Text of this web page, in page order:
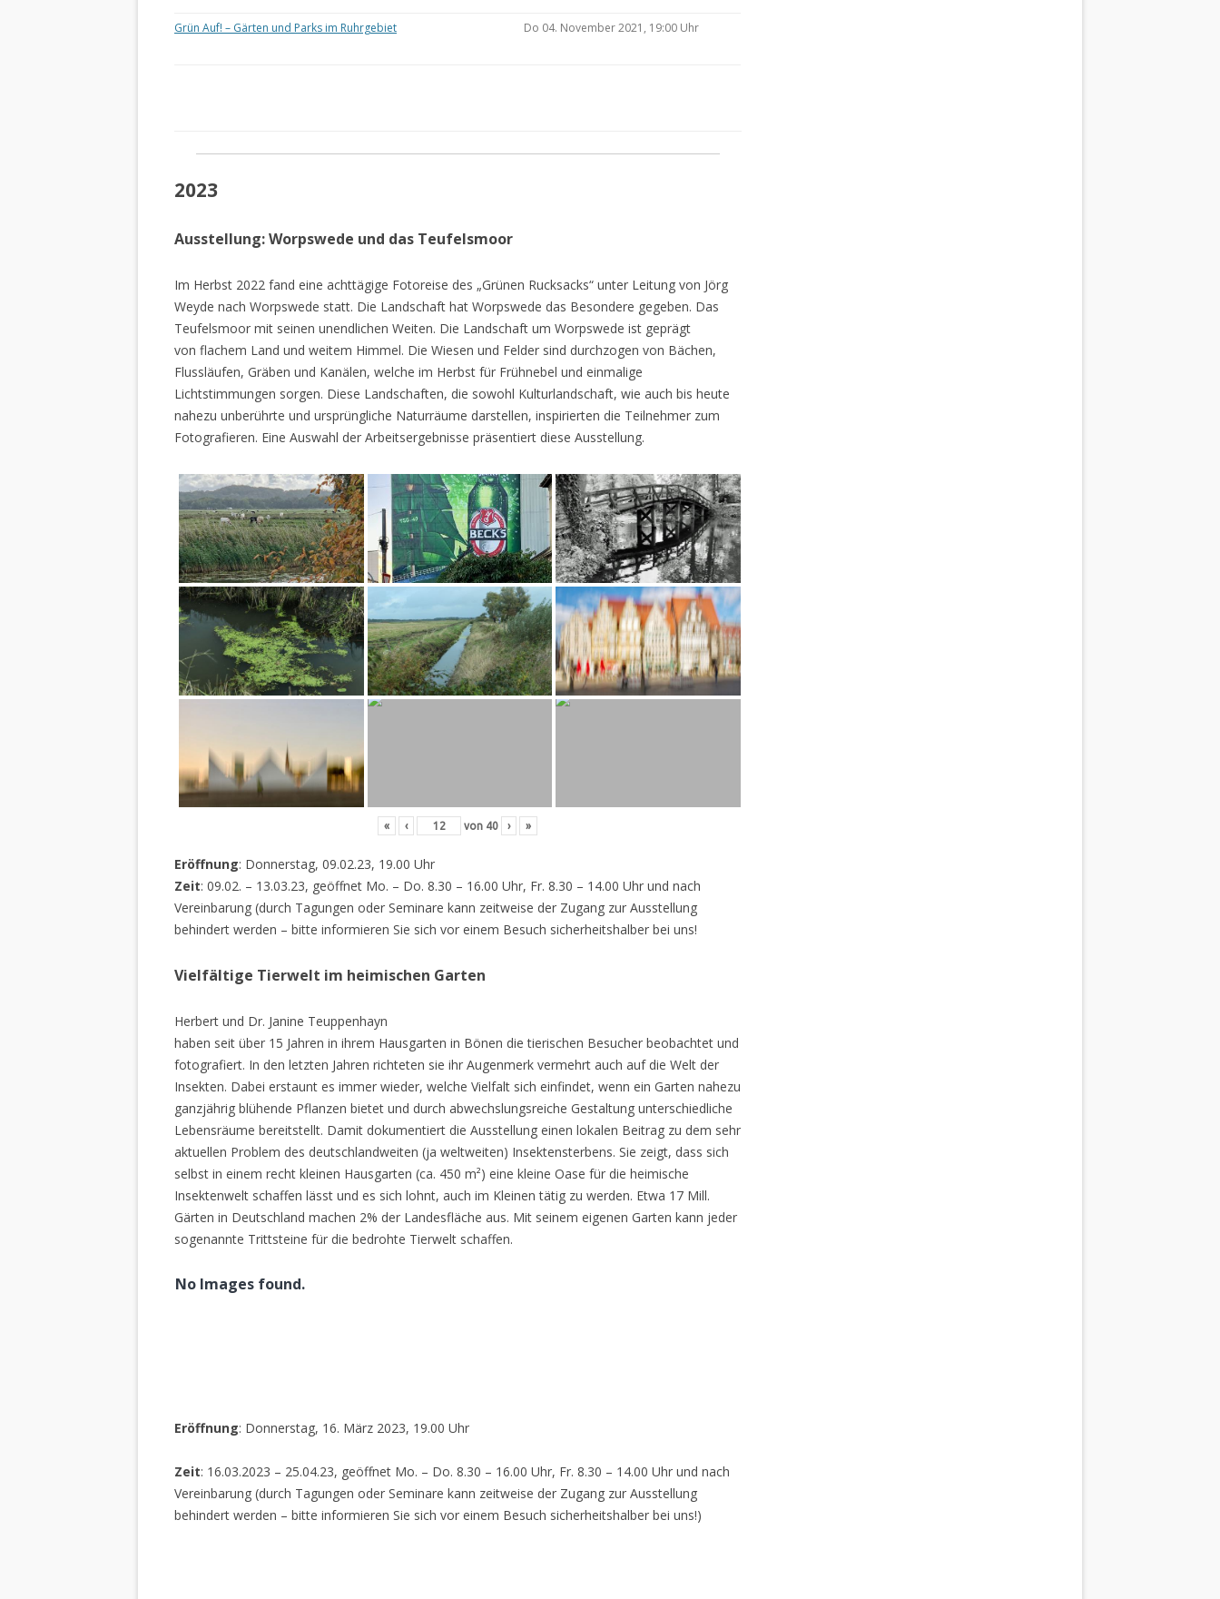
Grün Auf! – Gärten und Parks im Ruhrgebiet Do 04. November 2021, 19:00 Uhr
2023
Ausstellung: Worpswede und das Teufelsmoor
Im Herbst 2022 fand eine achttägige Fotoreise des „Grünen Rucksacks“ unter Leitung von Jörg
Weyde nach Worpswede statt. Die Landschaft hat Worpswede das Besondere gegeben. Das
Teufelsmoor mit seinen unendlichen Weiten. Die Landschaft um Worpswede ist geprägt
von flachem Land und weitem Himmel. Die Wiesen und Felder sind durchzogen von Bächen,
Flussläufen, Gräben und Kanälen, welche im Herbst für Frühnebel und einmalige
Lichtstimmungen sorgen. Diese Landschaften, die sowohl Kulturlandschaft, wie auch bis heute
nahezu unberührte und ursprüngliche Naturräume darstellen, inspirierten die Teilnehmer zum
Fotografieren. Eine Auswahl der Arbeitsergebnisse präsentiert diese Ausstellung.
« ‹ von 40 › »
Eröffnung: Donnerstag, 09.02.23, 19.00 Uhr
Zeit: 09.02. – 13.03.23, geöffnet Mo. – Do. 8.30 – 16.00 Uhr, Fr. 8.30 – 14.00 Uhr und nach
Vereinbarung (durch Tagungen oder Seminare kann zeitweise der Zugang zur Ausstellung
behindert werden – bitte informieren Sie sich vor einem Besuch sicherheitshalber bei uns!
Vielfältige Tierwelt im heimischen Garten
Herbert und Dr. Janine Teuppenhayn
haben seit über 15 Jahren in ihrem Hausgarten in Bönen die tierischen Besucher beobachtet und
fotografiert. In den letzten Jahren richteten sie ihr Augenmerk vermehrt auch auf die Welt der
Insekten. Dabei erstaunt es immer wieder, welche Vielfalt sich einfindet, wenn ein Garten nahezu
ganzjährig blühende Pflanzen bietet und durch abwechslungsreiche Gestaltung unterschiedliche
Lebensräume bereitstellt. Damit dokumentiert die Ausstellung einen lokalen Beitrag zu dem sehr
aktuellen Problem des deutschlandweiten (ja weltweiten) Insektensterbens. Sie zeigt, dass sich
selbst in einem recht kleinen Hausgarten (ca. 450 m²) eine kleine Oase für die heimische
Insektenwelt schaffen lässt und es sich lohnt, auch im Kleinen tätig zu werden. Etwa 17 Mill.
Gärten in Deutschland machen 2% der Landesfläche aus. Mit seinem eigenen Garten kann jeder
sogenannte Trittsteine für die bedrohte Tierwelt schaffen.
No Images found.
Eröffnung: Donnerstag, 16. März 2023, 19.00 Uhr
Zeit: 16.03.2023 – 25.04.23, geöffnet Mo. – Do. 8.30 – 16.00 Uhr, Fr. 8.30 – 14.00 Uhr und nach
Vereinbarung (durch Tagungen oder Seminare kann zeitweise der Zugang zur Ausstellung
behindert werden – bitte informieren Sie sich vor einem Besuch sicherheitshalber bei uns!)